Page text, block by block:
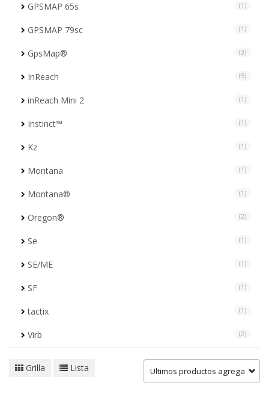
GPSMAP 65s (1)
GPSMAP 79sc (1)
GpsMap® (3)
InReach (5)
inReach Mini 2 (1)
Instinct™ (1)
Kz (1)
Montana (1)
Montana® (1)
Oregon® (2)
Se (1)
SE/ME (1)
SF (1)
tactix (1)
Virb (2)
Grilla Lista